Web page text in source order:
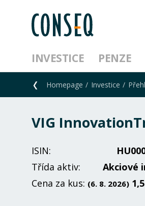
INVESTICE PENZE
Homepage Investice
VIG
ISIN:
Třída aktiv:
Akciové
Cena za kus: (6. 8. 2026)